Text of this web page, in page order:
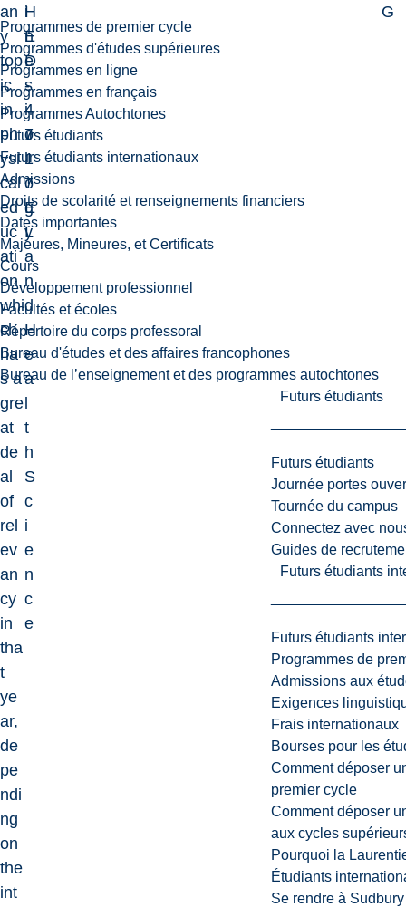
Programmes de premier cycle
Programmes d'études supérieures
Programmes en ligne
Programmes en français
Programmes Autochtones
Futurs étudiants
Futurs étudiants internationaux
Admissions
Droits de scolarité et renseignements financiers
Dates importantes
Majeures, Mineures, et Certificats
Cours
Développement professionnel
Facultés et écoles
Répertoire du corps professoral
Bureau d'études et des affaires francophones
Bureau de l’enseignement et des programmes autochtones
Futurs étudiants
Futurs étudiants
Journée portes
Tournée du campus
Connectez avec
Guides de
Futurs étudiants
Futurs étudiants
Programmes de
Admissions aux
Exigences
Frais internationaux
Bourses pour les
Comment déposer
premier cycle
Comment déposer
aux cycles
Pourquoi la
Étudiants
Se rendre à Sudbury
an
y
top
ic
in
ph
ysi
cal
ed
uc
ati
on,
whi
ch
ha
s a
gre
at
de
al
of
rel
ev
an
cy
in
tha
t
ye
ar,
de
pe
ndi
ng
on
the
int
H
E
D
-
4
7
1
7
E
L
i
n
e
s
i
o
l
o
g
y
a
n
d
H
e
a
t
h
S
c
i
e
n
c
e
G